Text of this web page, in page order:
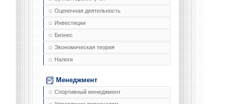
Оценочная деятельность
Инвестиции
Бизнес
Экономическая теория
Налоги
Менеджмент
Спортивный менеджмент